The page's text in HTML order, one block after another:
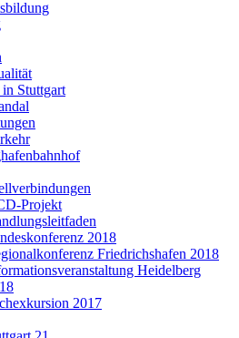
Stuttgart
Projekt
2018
Friedrichshafen 2018
Heidelberg
2017